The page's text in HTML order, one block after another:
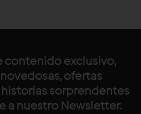
contenido exclusivo,
ofertas
sorprendentes
a nuestro Newsletter.